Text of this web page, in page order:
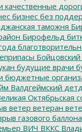
качественные
бизнес без
таможня
Бирофельд
Бойцовский
будущие врачи
бюджетные
Валдгеймский
Октябрьская
ветер ветеран
газового баллона
ВИЧ ВККС